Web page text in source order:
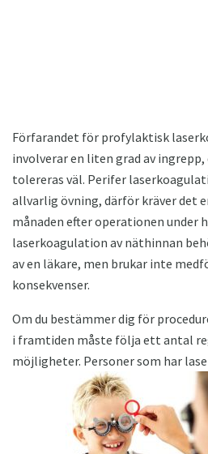
Förfarandet för profylaktisk
involverar en liten grad av
tolereras väl. Perifer
allvarlig övning, därför kräver det
månaden efter operationen under
laserkoagulation av näthinnan
av en läkare, men brukar inte
konsekvenser.
Om du bestämmer dig för
i framtiden måste följa ett antal
möjligheter. Personer som har